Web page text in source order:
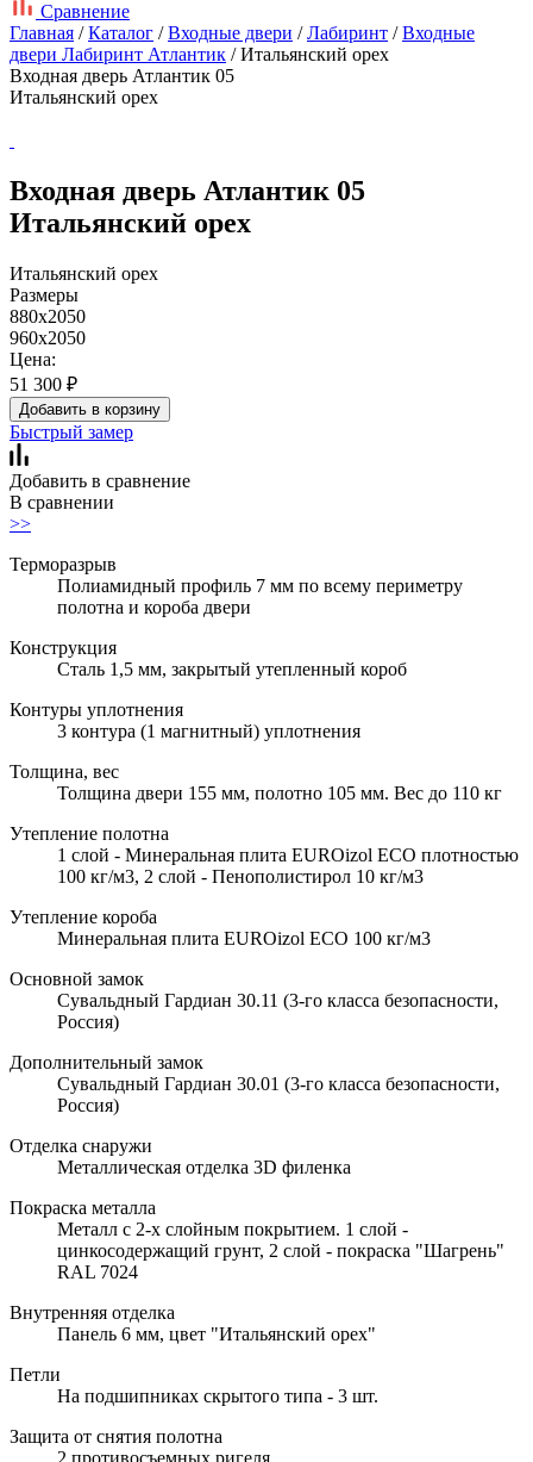
Сравнение
Главная /Каталог /Входные двери /Лабиринт /Входные
двери Лабиринт Атлантик / Итальянский орех
Входная дверь Атлантик 05
Итальянский орех
Входная дверь Атлантик 05
Итальянский орех
Итальянский орех
Размеры
880x2050
960x2050
Цена:
51 300 ₽
Добавить в корзину
Быстрый замер
Добавить в сравнение
В сравнении
>>
Терморазрыв
Полиамидный профиль 7 мм по всему периметру
полотна и короба двери
Конструкция
Сталь 1,5 мм, закрытый утепленный короб
Контуры уплотнения
3 контура (1 магнитный) уплотнения
Толщина, вес
Толщина двери 155 мм, полотно 105 мм. Вес до 110 кг
Утепление полотна
1 слой - Минеральная плита EUROizol ECO плотностью
100 кг/м3, 2 слой - Пенополистирол 10 кг/м3
Утепление короба
Минеральная плита EUROizol ECO 100 кг/м3
Основной замок
Сувальдный Гардиан 30.11 (3-го класса безопасности,
Россия)
Дополнительный замок
Сувальдный Гардиан 30.01 (3-го класса безопасности,
Россия)
Отделка снаружи
Металлическая отделка 3D филенка
Покраска металла
Металл с 2-х слойным покрытием. 1 слой -
цинкосодержащий грунт, 2 слой - покраска "Шагрень"
RAL 7024
Внутренняя отделка
Панель 6 мм, цвет "Итальянский орех"
Петли
На подшипниках скрытого типа - 3 шт.
Защита от снятия полотна
2 противосъемных ригеля